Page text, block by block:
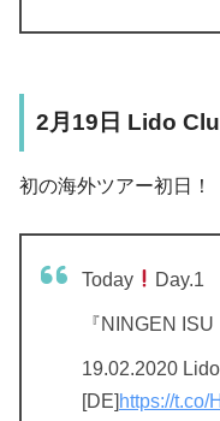
2月19日 Lido
初の海外ツアー初日！
Today Day.1
『NINGEN
19.02.2020
[DE] https://t.co/